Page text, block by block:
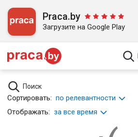
Praca.by
Загрузите на Google Play
Поиск
Сортировать: по релевантности
Отображать: за все время